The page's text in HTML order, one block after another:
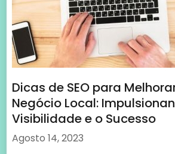
Dicas de SEO para
Negócio Local:
Visibilidade e o Sucesso
Agosto 14, 2023